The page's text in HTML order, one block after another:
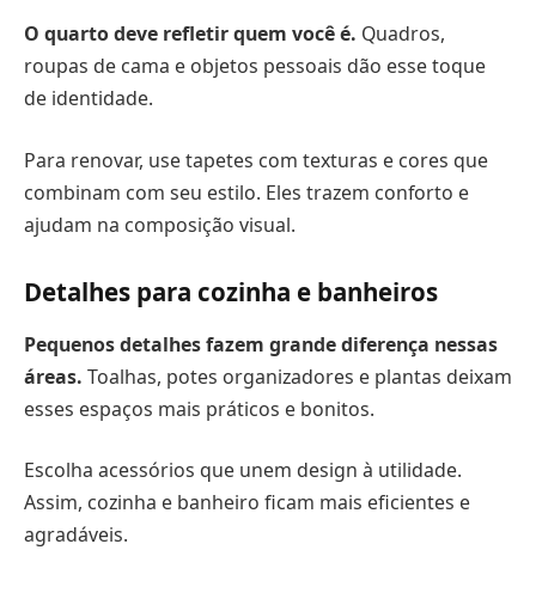
O quarto deve refletir quem você é. Quadros,
roupas de cama e objetos pessoais dão esse toque
de identidade.
Para renovar, use tapetes com texturas e cores que
combinam com seu estilo. Eles trazem conforto e
ajudam na composição visual.
Detalhes para cozinha e banheiros
Pequenos detalhes fazem grande diferença nessas
áreas. Toalhas, potes organizadores e plantas deixam
esses espaços mais práticos e bonitos.
Escolha acessórios que unem design à utilidade.
Assim, cozinha e banheiro ficam mais eficientes e
agradáveis.